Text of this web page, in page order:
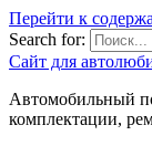
Перейти к
Search for:
Сайт для
Автомобильный
комплектации,